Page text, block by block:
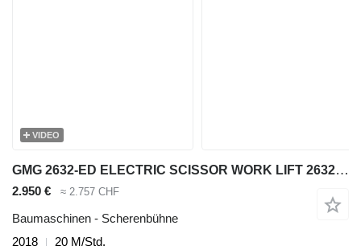
VIDEO
GMG 2632-ED ELECTRIC SCISSOR WORK LIFT 2632ED 983CM 2018 020HRS 2263
2.950 € ≈ 2.757 CHF
Baumaschinen - Scherenbühne
2018
20 M/Std.